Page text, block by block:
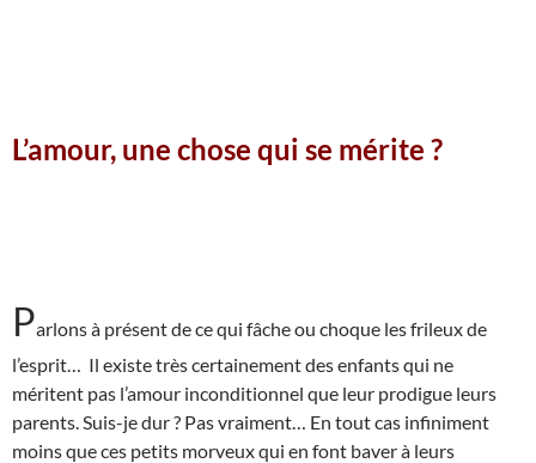
L’amour, une chose qui se mérite ?
Parlons à présent de ce qui fâche ou choque les frileux de
l’esprit… Il existe très certainement des enfants qui ne
méritent pas l’amour inconditionnel que leur prodigue leurs
parents. Suis-je dur ? Pas vraiment… En tout cas infiniment
moins que ces petits morveux qui en font baver à leurs